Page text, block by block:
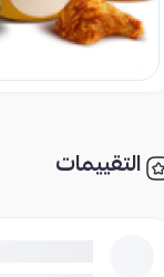
التقييمات